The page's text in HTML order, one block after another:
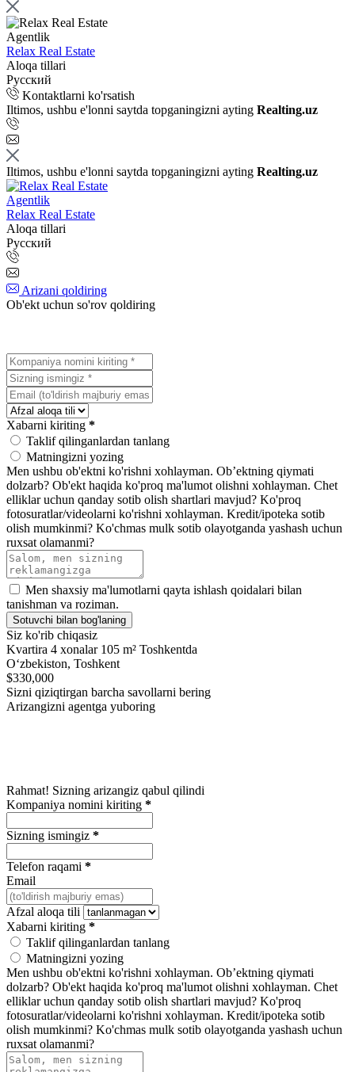
Agentlik
Relax Real Estate
Aloqa tillari
Русский
Kontaktlarni ko'rsatish
Iltimos, ushbu e'lonni saytda topganingizni ayting Realting.uz
Iltimos, ushbu e'lonni saytda topganingizni ayting Realting.uz
Agentlik
Relax Real Estate
Aloqa tillari
Русский
Arizani qoldiring
Ob'ekt uchun so'rov qoldiring
Xabarni kiriting *
Taklif qilinganlardan tanlang
Matningizni yozing
Men ushbu ob'ektni ko'rishni xohlayman. Ob’ektning qiymati
dolzarb? Ob'ekt haqida ko'proq ma'lumot olishni xohlayman. Chet
elliklar uchun qanday sotib olish shartlari mavjud? Ko'proq
fotosuratlar/videolarni ko'rishni xohlayman. Kredit/ipoteka sotib
olish mumkinmi? Ko'chmas mulk sotib olayotganda yashash uchun
ruxsat olamanmi?
Men shaxsiy ma'lumotlarni qayta ishlash qoidalari bilan
tanishman va roziman.
Sotuvchi bilan bog'laning
Siz ko'rib chiqasiz
Kvartira 4 xonalar 105 m² Toshkentda
Oʻzbekiston, Toshkent
$330,000
Sizni qiziqtirgan barcha savollarni bering
Arizangizni agentga yuboring
Rahmat! Sizning arizangiz qabul qilindi
Kompaniya nomini kiriting *
Sizning ismingiz *
Telefon raqami *
Email
Afzal aloqa tili
Xabarni kiriting *
Taklif qilinganlardan tanlang
Matningizni yozing
Men ushbu ob'ektni ko'rishni xohlayman. Ob’ektning qiymati
dolzarb? Ob'ekt haqida ko'proq ma'lumot olishni xohlayman. Chet
elliklar uchun qanday sotib olish shartlari mavjud? Ko'proq
fotosuratlar/videolarni ko'rishni xohlayman. Kredit/ipoteka sotib
olish mumkinmi? Ko'chmas mulk sotib olayotganda yashash uchun
ruxsat olamanmi?